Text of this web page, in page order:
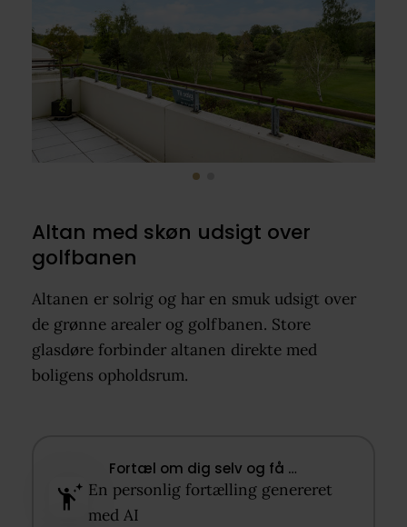
Altan med skøn udsigt over
golfbanen
Altanen er solrig og har en smuk udsigt over
de grønne arealer og golfbanen. Store
glasdøre forbinder altanen direkte med
boligens opholdsrum.
Fortæl om dig selv og få …​
En personlig fortælling genereret
med AI​